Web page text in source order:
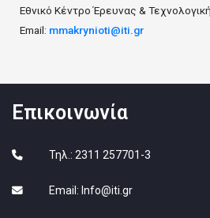
Εθνικό Κέντρο Έρευνας &
Email: mmakrynioti@iti.gr
Επικοινωνία
Τηλ.: 2311 257701-3
Email: Info@iti.gr